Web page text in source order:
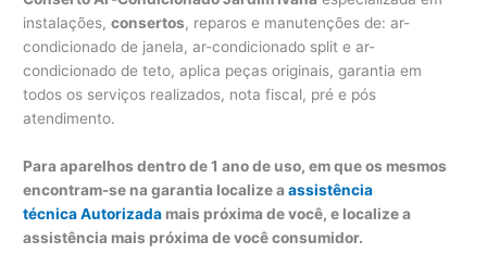
instalações,consertos, reparos e manutenções de: ar-
condicionado de janela, ar-condicionado split e ar-
condicionado de teto, aplica peças originais, garantia em
todos os serviços realizados, nota fiscal, pré e pós
atendimento.
Para aparelhos dentro de 1 ano de uso, em que os mesmos
encontram-se na garantia localize aassistência
técnica Autorizada mais próxima de você, e localize a
assistência mais próxima de você consumidor.